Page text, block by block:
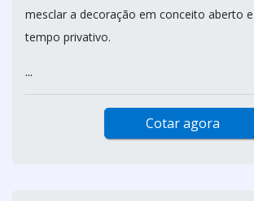
mesclar a decoração em conceito aberto
tempo privativo.
...
Cotar agora